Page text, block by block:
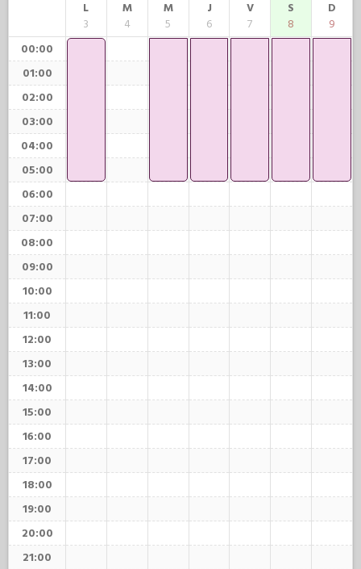
L
3
M
4
M
5
J
6
V
7
S
8
D
9
00:00
01:00
02:00
03:00
04:00
05:00
06:00
07:00
08:00
09:00
10:00
11:00
12:00
13:00
14:00
15:00
16:00
17:00
18:00
19:00
20:00
21:00